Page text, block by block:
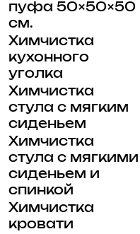
пуфа 50×50×50
см.
Химчистка
кухонного
уголка
Химчистка
стула с мягким
сиденьем
Химчистка
стула с мягкими
сиденьем и
спинкой
Химчистка
кровати